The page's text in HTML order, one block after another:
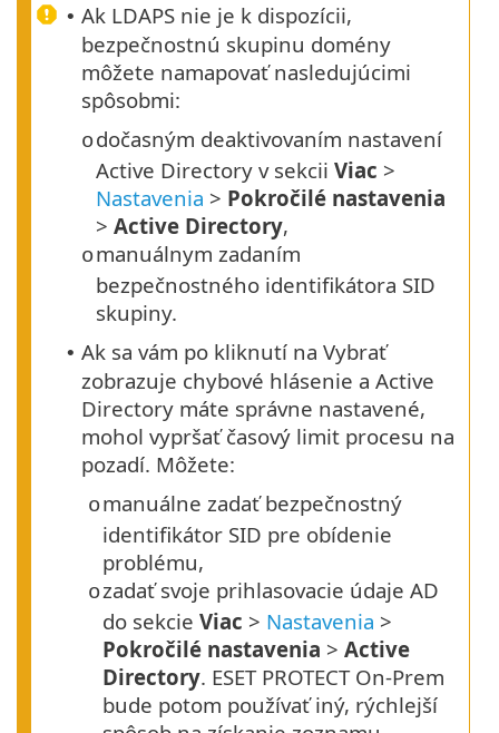
• Ak LDAPS nie je k dispozícii,
bezpečnostnú skupinu domény
môžete namapovať nasledujúcimi
spôsobmi:
odočasným deaktivovaním nastavení
Active Directory v sekcii Viac >
Nastavenia > Pokročilé nastavenia
> Active Directory,
omanuálnym zadaním
bezpečnostného identifikátora SID
skupiny.
• Ak sa vám po kliknutí na Vybrať
zobrazuje chybové hlásenie a Active
Directory máte správne nastavené,
mohol vypršať časový limit procesu na
pozadí. Môžete:
omanuálne zadať bezpečnostný
identifikátor SID pre obídenie
problému,
ozadať svoje prihlasovacie údaje AD
do sekcie Viac > Nastavenia >
Pokročilé nastavenia > Active
Directory. ESET PROTECT On-Prem
bude potom používať iný, rýchlejší